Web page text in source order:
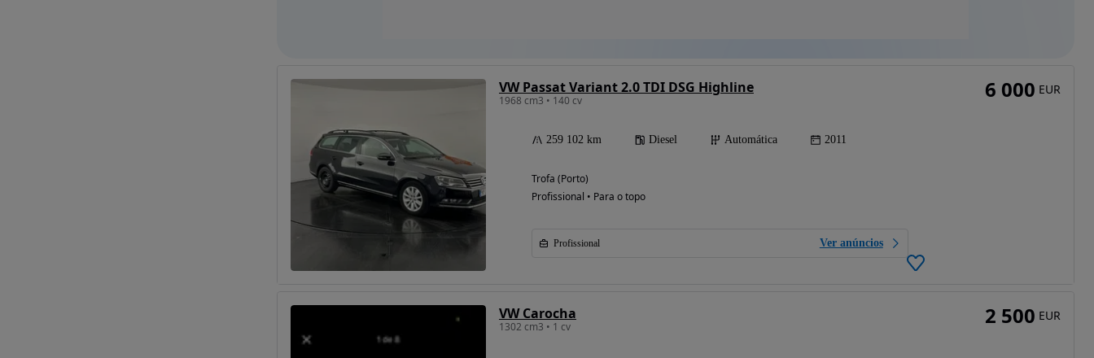
VW Passat Variant 2.0 TDI DSG Highline
1968 cm3 • 140 cv
259 102 km Diesel Automática 2011
Trofa (Porto)
Profissional • Para o topo
Profissional Ver anúncios
6 000 EUR
VW Carocha
1302 cm3 • 1 cv 2 500 EUR